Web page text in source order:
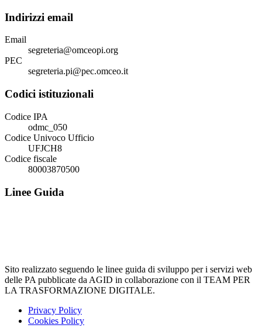
Indirizzi email
Email
segreteria@omceopi.org
PEC
segreteria.pi@pec.omceo.it
Codici istituzionali
Codice IPA
odmc_050
Codice Univoco Ufficio
UFJCH8
Codice fiscale
80003870500
Linee Guida
Sito realizzato seguendo le linee guida di sviluppo per i servizi web
delle PA pubblicate da AGID in collaborazione con il TEAM PER
LA TRASFORMAZIONE DIGITALE.
Privacy Policy
Cookies Policy